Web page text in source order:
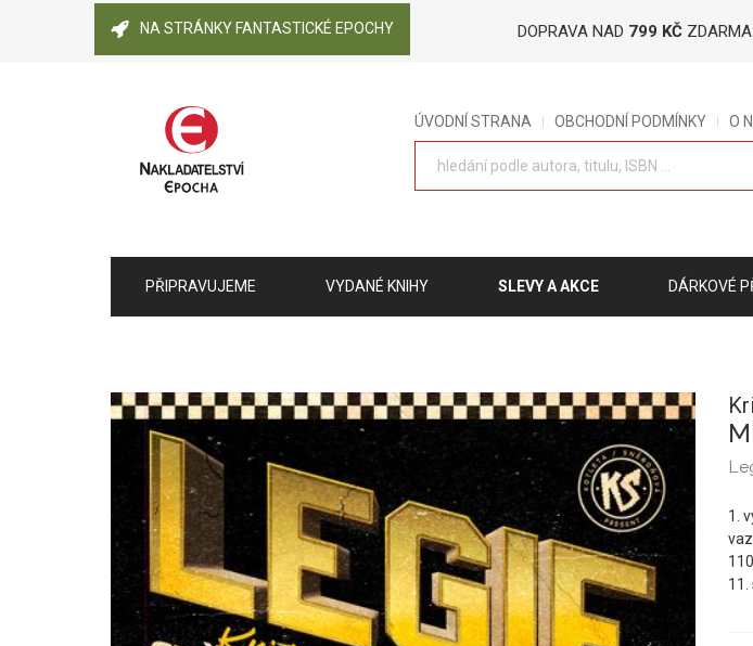
NA STRÁNKY FANTASTICKÉ EPOCHY DOPRAVA NAD 799 KČ ZDARMA
ÚVODNÍ STRANA OBCHODNÍ PODMÍNKY O
PŘIPRAVUJEME VYDANÉ KNIHY SLEVY A AKCE DÁRKOVÉ
1.
11.